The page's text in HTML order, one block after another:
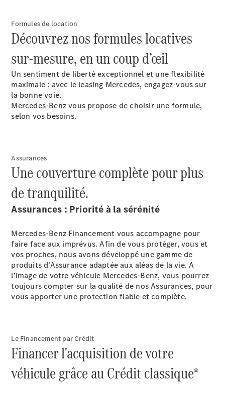
Benz
Services
Accessoires
d’origine
Prendre un
rendez-
vous SAV
Notre Groupe
Notre
Groupe
Actualités
Score
environnemental
Formules de location
Découvrez nos formules locatives
sur-mesure, en un coup d’œil
Un sentiment de liberté exceptionnel et une flexibilité
maximale : avec le leasing Mercedes, engagez-vous sur
la bonne voie.
Mercedes-Benz vous propose de choisir une formule,
selon vos besoins.
Assurances
Une couverture complète pour plus
de tranquilité.
Assurances : Priorité à la sérénité
Mercedes-Benz Financement vous accompagne pour
faire face aux imprévus. Afin de vous protéger, vous et
vos proches, nous avons développé une gamme de
produits d’Assurance adaptée aux aléas de la vie. A
l’image de votre véhicule Mercedes-Benz, vous pourrez
toujours compter sur la qualité de nos Assurances, pour
vous apporter une protection fiable et complète.
Le Financement par Crédit
Financer l'acquisition de votre
véhicule grâce au Crédit classique*